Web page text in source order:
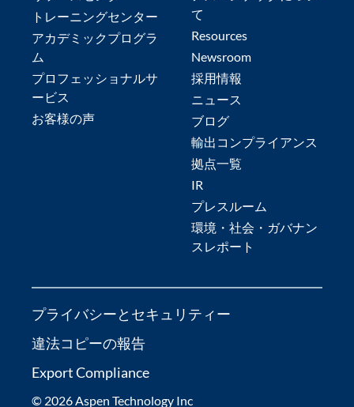
トレーニングセンター
アカデミックプログラ
ム
プロフェッショナルサ
ービス
お客様の声
て
Resources
Newsroom
採用情報
ニュース
ブログ
輸出コンプライアンス
拠点一覧
IR
プレスルーム
環境・社会・ガバナン
スレポート
プライバシーとセキュリティー
違法コピーの報告
Export Compliance
© 2026 Aspen Technology Inc